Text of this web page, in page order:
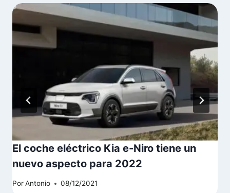
El coche eléctrico Kia e-Niro tiene un
nuevo aspecto para 2022
PorAntonio 08/12/2021